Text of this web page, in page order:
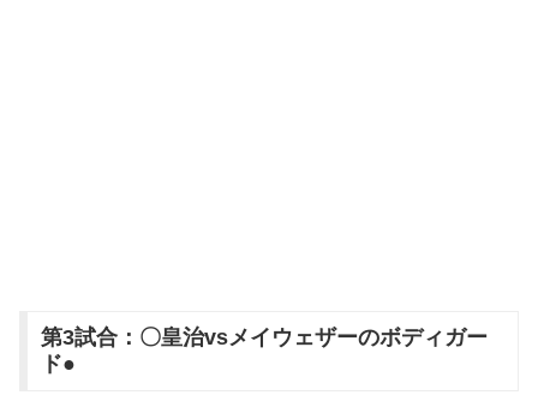
第3試合：〇皇治vsメイウェザーのボディガー
ド●